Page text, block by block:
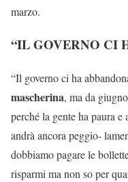
marzo.
“IL GOVERNO CI
“Il governo ci ha
mascherina, ma da
perché la gente ha paura e
andrà ancora peggio-
dobbiamo pagare le
risparmi ma non so per